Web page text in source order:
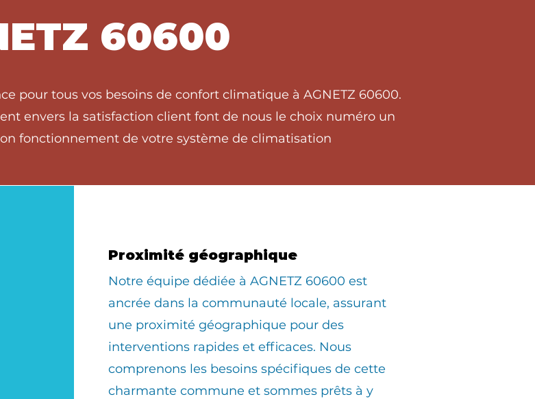
60600
pour tous vos besoins de confort climatique à AGNETZ 60600.
envers la satisfaction client font de nous le choix numéro un
fonctionnement de votre système de climatisation
Proximité géographique
​Notre équipe dédiée à AGNETZ 60600 est
ancrée dans la communauté locale, assurant
une proximité géographique pour des
interventions rapides et efficaces. Nous
comprenons les besoins spécifiques de cette
charmante commune et sommes prêts à y